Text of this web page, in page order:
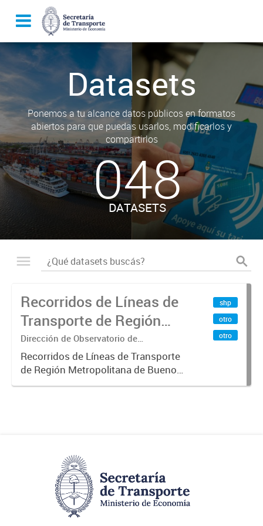
Datasets
Ponemos a tu alcance datos públicos en formatos
abiertos para que puedas usarlos, modificarlos y
compartirlos
048
DATASETS
Recorridos de Líneas de
Transporte de Región
Metropolitana de
Buenos Aires (RMBA)
Dirección de Observatorio de
Transporte, Estudio y Sistemas
Recorridos de Líneas de Transporte
de Región Metropolitana de Buenos
Aires (RMBA).-
shp
otro
otro